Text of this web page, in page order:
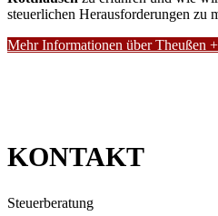
steuerlichen Herausforderungen zu
Mehr Informationen über Theußen +
KONTAKT
Steuerberatung